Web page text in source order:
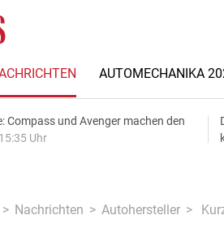
AUTOMECHANIKA
Compass und Avenger machen den
Uhr
Nachrichten Autohersteller